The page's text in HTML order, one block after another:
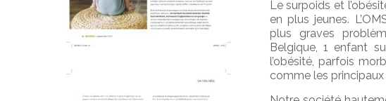
Le surpoids et
en plus jeunes.
plus graves
Belgique, 1 enfant
l’obésité, parfois
comme les